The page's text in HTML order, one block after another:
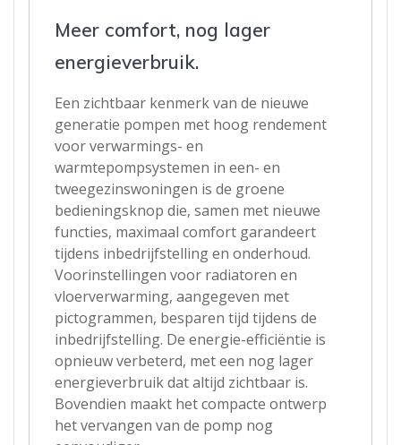
Meer comfort, nog lager
energieverbruik.
Een zichtbaar kenmerk van de nieuwe
generatie pompen met hoog rendement
voor verwarmings- en
warmtepompsystemen in een- en
tweegezinswoningen is de groene
bedieningsknop die, samen met nieuwe
functies, maximaal comfort garandeert
tijdens inbedrijfstelling en onderhoud.
Voorinstellingen voor radiatoren en
vloerverwarming, aangegeven met
pictogrammen, besparen tijd tijdens de
inbedrijfstelling. De energie-efficiëntie is
opnieuw verbeterd, met een nog lager
energieverbruik dat altijd zichtbaar is.
Bovendien maakt het compacte ontwerp
het vervangen van de pomp nog